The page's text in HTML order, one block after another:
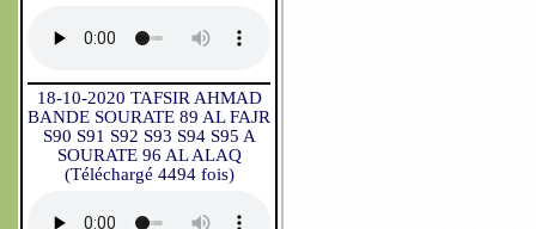
18-10-2020 TAFSIR AHMAD
BANDE SOURATE 89 AL FAJR
S90 S91 S92 S93 S94 S95 A
SOURATE 96 AL ALAQ
(Téléchargé 4494 fois)